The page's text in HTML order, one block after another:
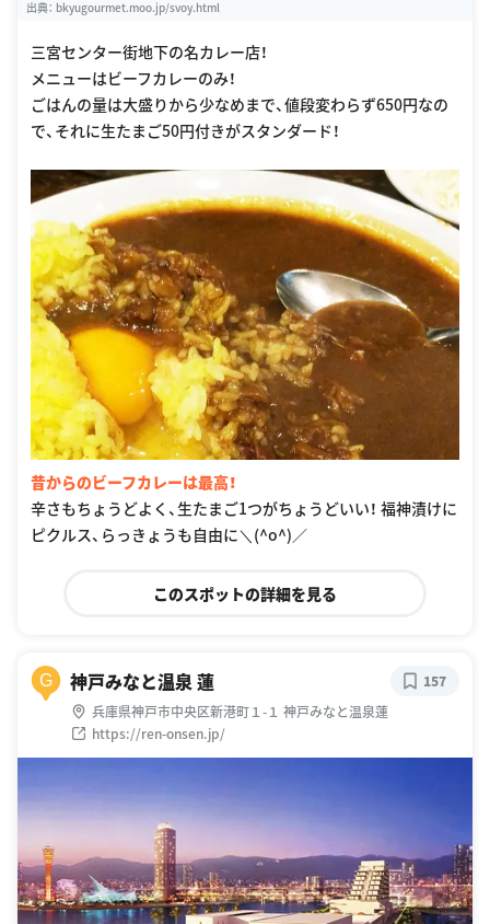
出典： bkyugourmet.moo.jp/svoy.html
三宮センター街地下の名カレー店！
メニューはビーフカレーのみ！
ごはんの量は大盛りから少なめまで、値段変わらず650円なの
で、それに生たまご50円付きがスタンダード！
昔からのビーフカレーは最高！
辛さもちょうどよく、生たまご1つがちょうどいい！ 福神漬けに
ピクルス、らっきょうも自由に＼(^o^)／
このスポットの詳細を見る
G 神戸みなと温泉 蓮
兵庫県神戸市中央区新港町１-１ 神戸みなと温泉蓮
https://ren-onsen.jp/
157